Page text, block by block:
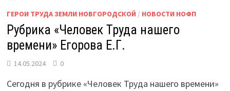
ГЕРОИ ТРУДА ЗЕМЛИ НОВГОРОДСКОЙ / НОВОСТИ НОФП
Рубрика «Человек Труда нашего
времени» Егорова Е.Г.
14.05.2024 0
Сегодня в рубрике «Человек Труда нашего времени»